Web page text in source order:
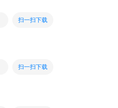
扫一扫下载
扫一扫下载